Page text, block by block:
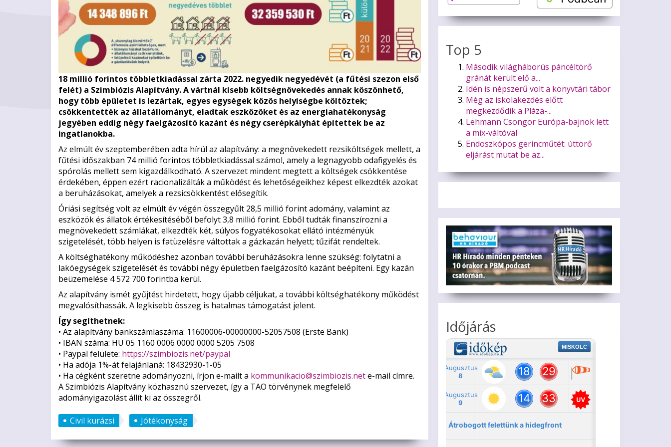
18 millió forintos többletkiadással zárta 2022. negyedik negyedévét (a fűtési szezon első
felét) a Szimbiózis Alapítvány. A vártnál kisebb költségnövekedés annak köszönhető,
hogy több épületet is lezártak, egyes egységek közös helyiségbe költöztek;
csökkentették az állatállományt, eladtak eszközöket és az energiahatékonyság
jegyében eddig négy faelgázosító kazánt és négy cserépkályhát építettek be az
ingatlanokba.
Az elmúlt év szeptemberében adta hírül az alapítvány: a megnövekedett rezsiköltségek mellett, a
fűtési időszakban 74 millió forintos többletkiadással számol, amely a legnagyobb odafigyelés és
spórolás mellett sem kigazdálkodható. A szervezet mindent megtett a költségek csökkentése
érdekében, éppen ezért racionalizálták a működést és lehetőségeikhez képest elkezdték azokat
a beruházásokat, amelyek a rezsicsökkentést elősegítik.
Óriási segítség volt az elmúlt év végén összegyűlt 28,5 millió forint adomány, valamint az
eszközök és állatok értékesítéséből befolyt 3,8 millió forint. Ebből tudták finanszírozni a
megnövekedett számlákat, elkezdték két, súlyos fogyatékosokat ellátó intézményük
szigetelését, több helyen is fatüzelésre váltottak a gázkazán helyett; tűzifát rendeltek.
A költséghatékony működéshez azonban további beruházásokra lenne szükség: folytatni a
lakóegységek szigetelését és további négy épületben faelgázosító kazánt beépíteni. Egy kazán
beüzemelése 4 572 700 forintba kerül.
Az alapítvány ismét gyűjtést hirdetett, hogy újabb céljukat, a további költséghatékony működést
megvalósíthassák. A legkisebb összeg is hatalmas támogatást jelent.
Így segíthetnek:
• Az alapítvány bankszámlaszáma: 11600006-00000000-52057508 (Erste Bank)
• IBAN száma: HU 05 1160 0006 0000 0000 5205 7508
• Paypal felülete: https://szimbiozis.net/paypal
• Ha adója 1%-át felajánlaná: 18432930-1-05
• Ha cégként szeretne adományozni, írjon e-mailt a kommunikacio@szimbiozis.nete-mail címre.
A Szimbiózis Alapítvány közhasznú szervezet, így a TAO törvénynek megfelelő
adományigazolást állít ki az összegről.
Civil kurázsi Jótékonyság
Top 5
Második világháborús páncéltörő
gránát került elő a...
Idén is népszerű volt a könyvtári tábor
Még az iskolakezdés előtt
megkezdődik a Pláza-...
Lehmann Csongor Európa-bajnok lett
a mix-váltóval
Endoszkópos gerincműtét: úttörő
eljárást mutat be az...
Időjárás